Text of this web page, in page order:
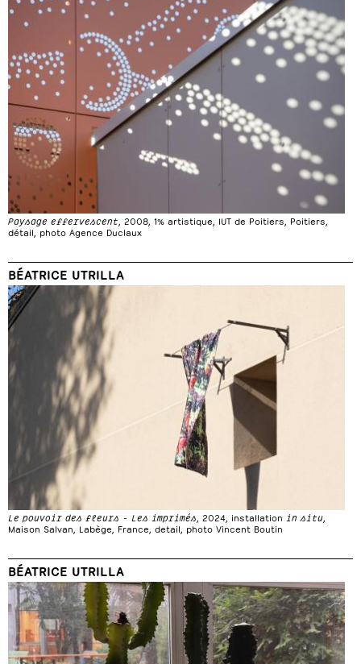
Paysage effervescent, 2008, 1% artistique, IUT de Poitiers, Poitiers,
détail, photo Agence Duclaux
BÉATRICE UTRILLA
Le pouvoir des fleurs - Les imprimés , 2024, installation in situ
Maison Salvan, Labège, France, detail, photo Vincent Boutin
BÉATRICE UTRILLA